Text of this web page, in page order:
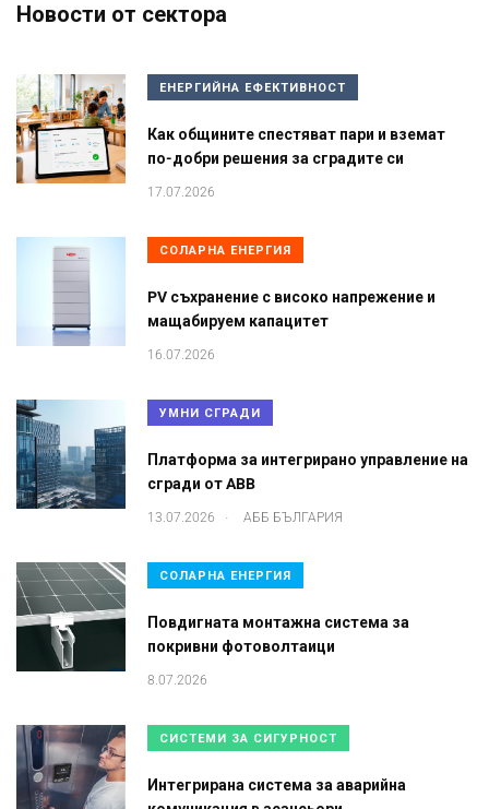
Новости от сектора
ЕНЕРГИЙНА ЕФЕКТИВНОСТ
Как общините спестяват пари и вземат
по-добри решения за сградите си
17.07.2026
СОЛАРНА ЕНЕРГИЯ
PV съхранение с високо напрежение и
мащабируем капацитет
16.07.2026
УМНИ СГРАДИ
Платформа за интегрирано управление на
сгради от ABB
13.07.2026 . АББ БЪЛГАРИЯ
СОЛАРНА ЕНЕРГИЯ
Повдигната монтажна система за
покривни фотоволтаици
8.07.2026
СИСТЕМИ ЗА СИГУРНОСТ
Интегрирана система за аварийна